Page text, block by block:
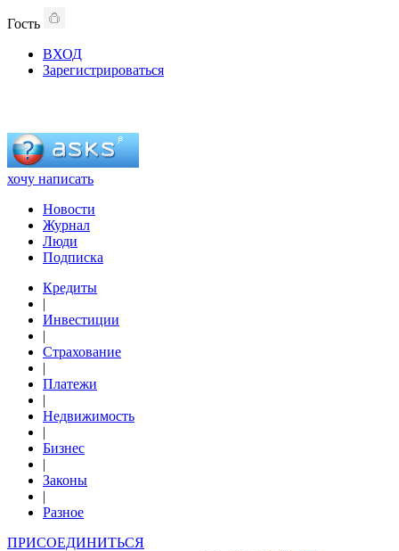
Гость
ВХОД
Зарегистрироваться
хочу написать
Новости
Журнал
Люди
Подписка
Кредиты
|
Инвестиции
|
Страхование
|
Платежи
|
Недвижимость
|
Бизнес
|
Законы
|
Разное
ПРИСОЕДИНИТЬСЯ